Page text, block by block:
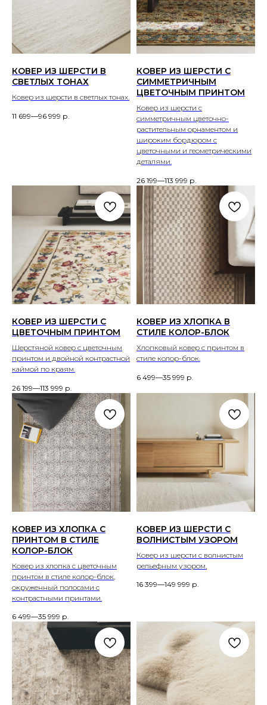
КОВЕР ИЗ ШЕРСТИ В
СВЕТЛЫХ ТОНАХ
Ковер из шерсти в светлых тонах.
11 699—96 999 р.
КОВЕР ИЗ ШЕРСТИ С
СИММЕТРИЧНЫМ
ЦВЕТОЧНЫМ ПРИНТОМ
Ковер из шерсти с
симметричным цветочно-
растительным орнаментом и
широким бордюром с
цветочными и геометрическими
деталями.
26 199—113 999 р.
КОВЕР ИЗ ШЕРСТИ С
ЦВЕТОЧНЫМ ПРИНТОМ
Шерстяной ковер с цветочным
принтом и двойной контрастной
каймой по краям.
26 199—113 999 р.
КОВЕР ИЗ ХЛОПКА В
СТИЛЕ КОЛОР-БЛОК
Хлопковый ковер с принтом в
стиле колор-блок.
6 499—35 999 р.
КОВЕР ИЗ ХЛОПКА С
ПРИНТОМ В СТИЛЕ
КОЛОР-БЛОК
Ковер из хлопка с цветочным
принтом в стиле колор-блок,
окруженный полосами с
контрастными принтами.
6 499—35 999 р.
КОВЕР ИЗ ШЕРСТИ С
ВОЛНИСТЫМ УЗОРОМ
Ковер из шерсти с волнистым
рельефным узором.
16 399—149 999 р.